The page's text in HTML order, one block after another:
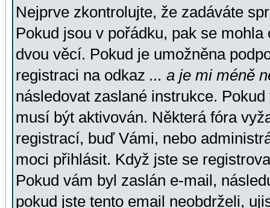
Nejprve zkontrolujte, že zadáváte
Pokud jsou v pořádku, pak se
dvou věcí. Pokud je umožněna
registraci na odkaz ... a je mi méně
následovat zaslané instrukce.
musí být aktivován. Některá fóra
registrací, buď Vámi, nebo
moci přihlásit. Když jste se
Pokud vám byl zaslán e-mail,
pokud jste tento email neobdrželi,